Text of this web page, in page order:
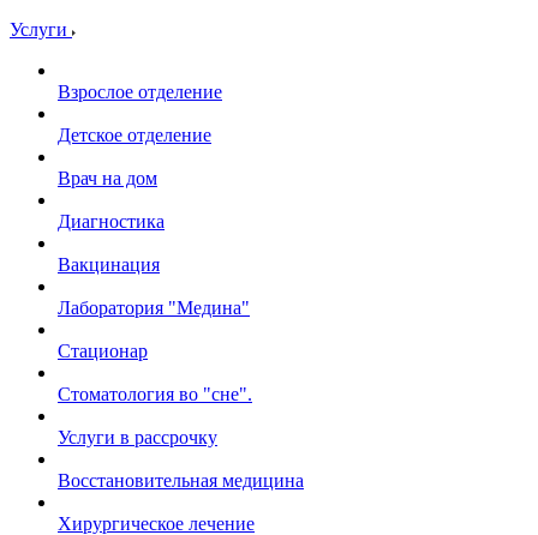
Услуги
Взрослое отделение
Детское отделение
Врач на дом
Диагностика
Вакцинация
Лаборатория "Медина"
Стационар
Стоматология во "сне".
Услуги в рассрочку
Восстановительная медицина
Хирургическое лечение